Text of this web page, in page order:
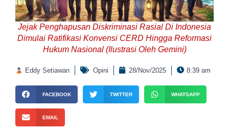
Jejak Penghapusan Diskriminasi Rasial Di Indonesia
Dimulai Ratifikasi Konvensi CERD Hingga Reformasi
Hukum Nasional (Ilustrasi Oleh Gemini)
Eddy Setiawan Opini 28/Nov/2025 8:39 am
FACEBOOK TWITTER WHATSAPP
EMAIL